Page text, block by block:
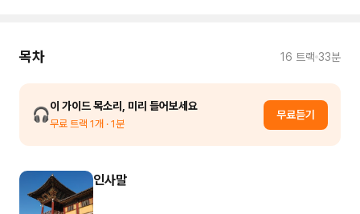
목차 16 트랙 33분
🎧이 가이드 목소리, 미리 들어보세요
무료 트랙 1개 · 1분
무료듣기
인사말